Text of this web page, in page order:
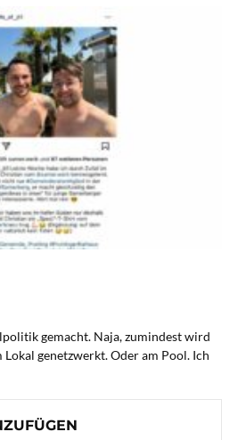
gemacht. Naja, zumindest wird
genetzwerkt. Oder am Pool. Ich